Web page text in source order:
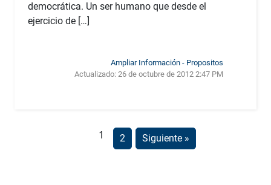
democrática. Un ser humano que desde el
ejercicio de […]
Ampliar Información - Propositos
Actualizado:26 de octubre de 2012 2:47 PM
1 2 Siguiente »